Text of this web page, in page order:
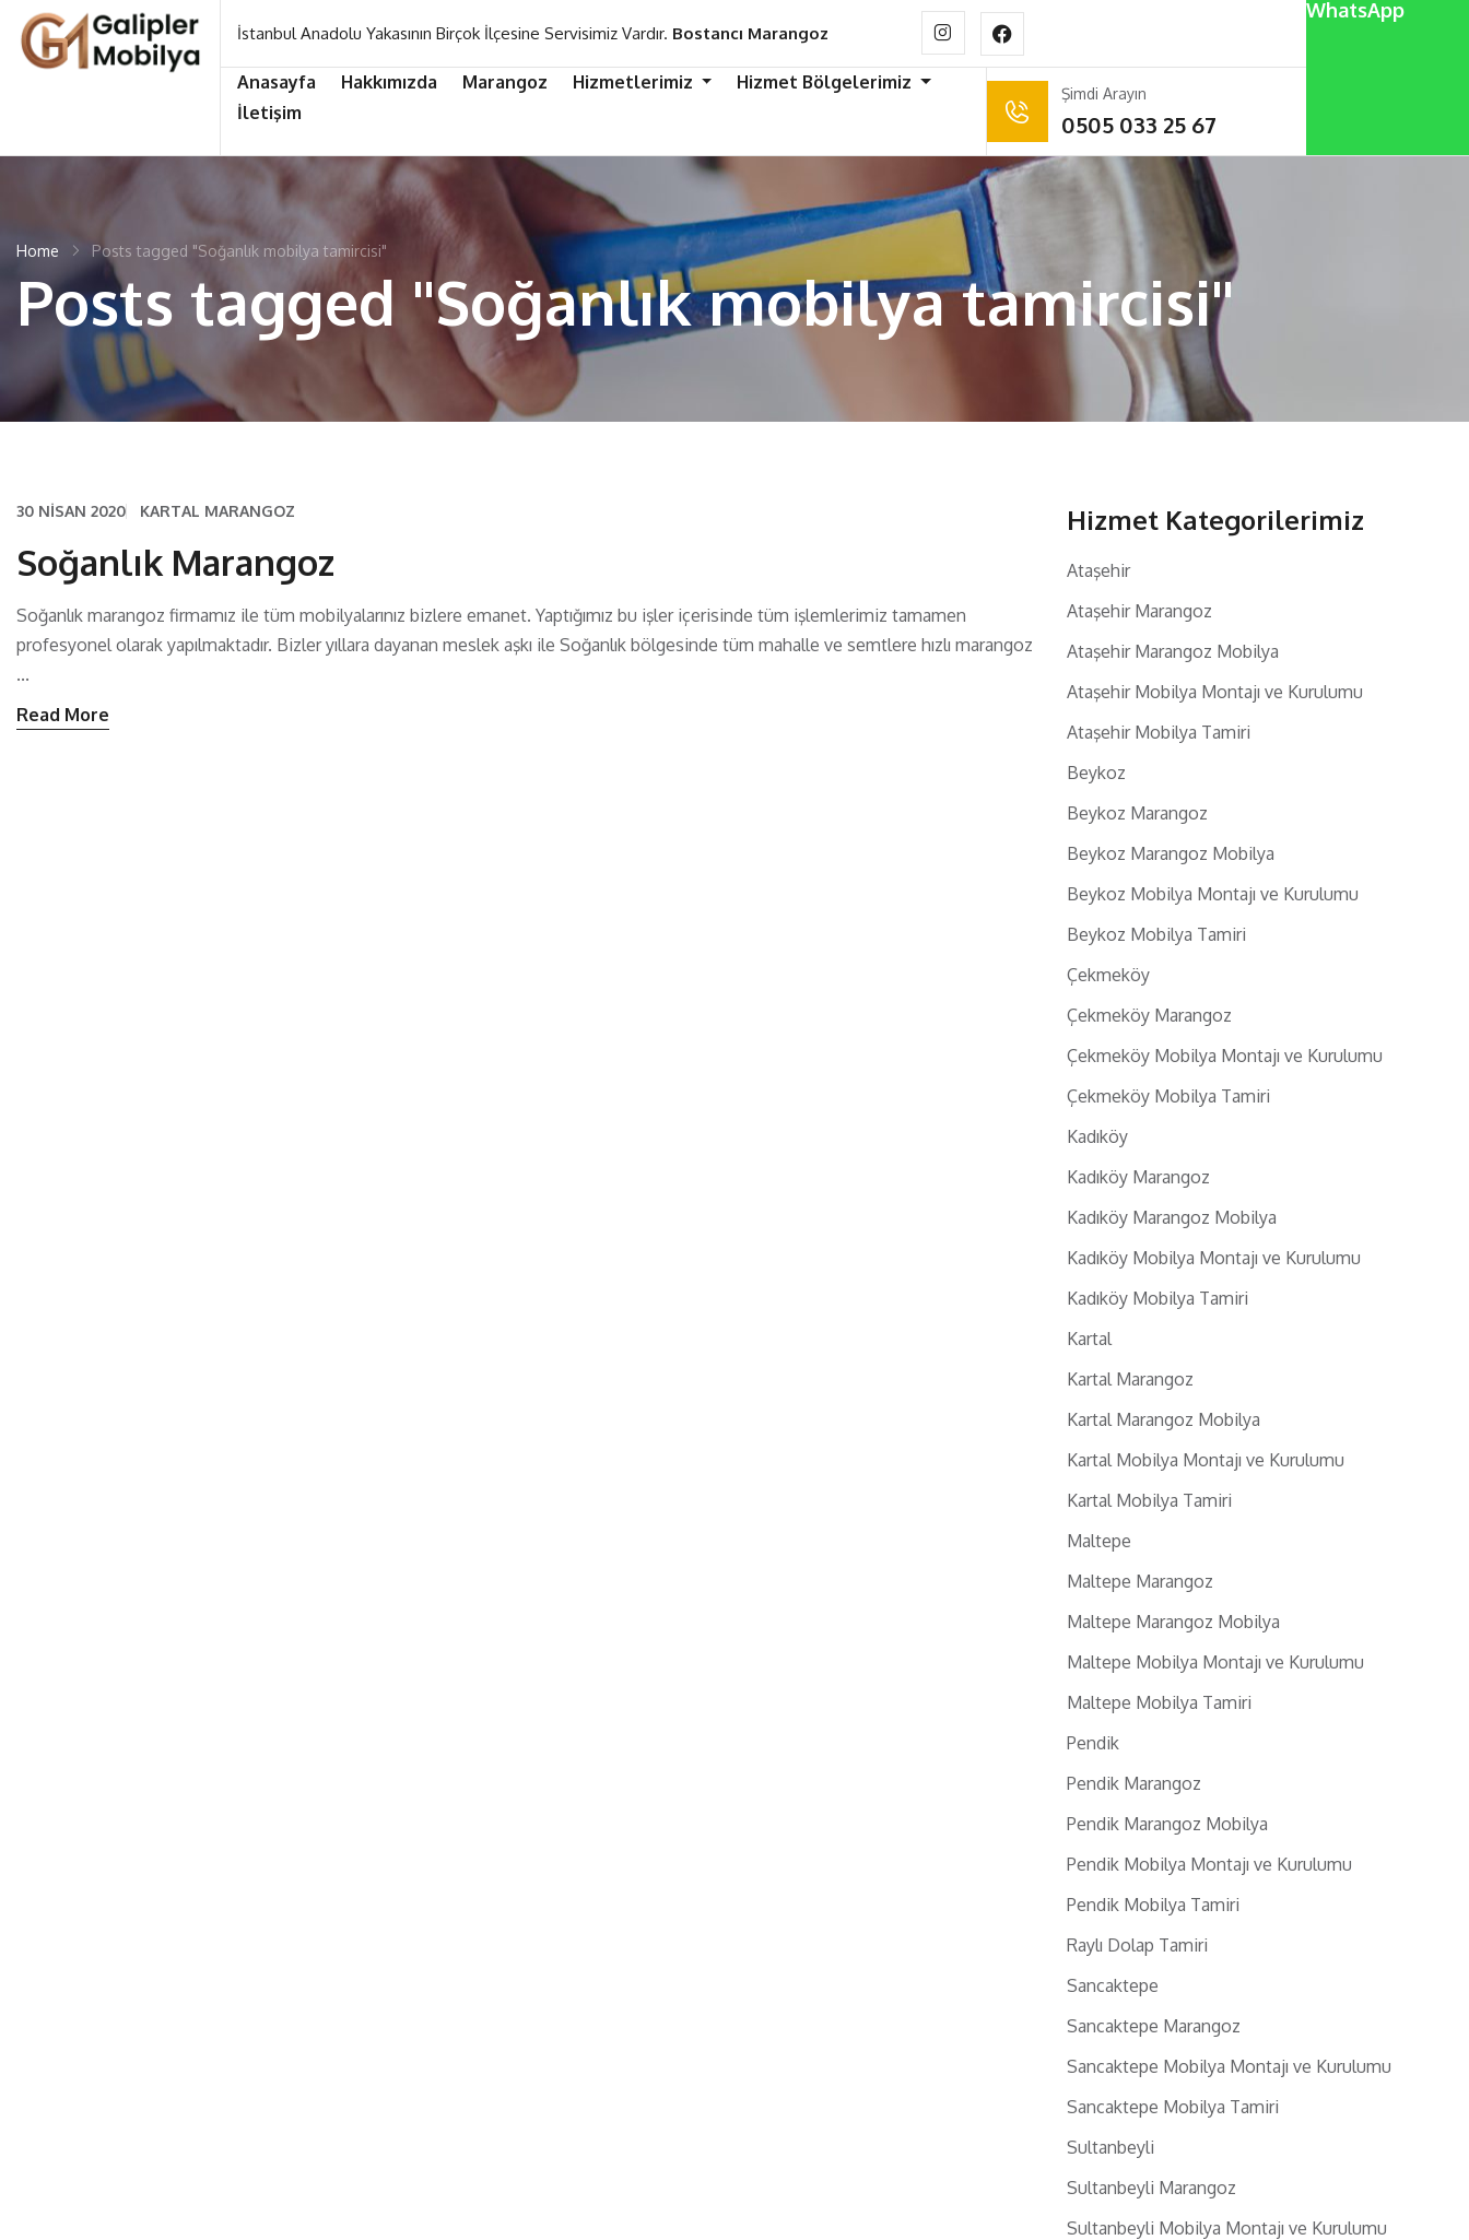
İstanbul Anadolu Yakasının Birçok İlçesine Servisimiz Vardır. Bostancı Marangoz
Anasayfa Hakkımızda Marangoz Hizmetlerimiz
Hizmet Bölgelerimiz
İletişim
Şimdi Arayın
0505 033 25 67
WhatsApp
Home Posts tagged "Soğanlık mobilya tamircisi"
Posts tagged "Soğanlık mobilya tamircisi"
30 NISAN 2020 KARTAL MARANGOZ
Soğanlık Marangoz
Soğanlık marangoz firmamız ile tüm mobilyalarınız bizlere emanet. Yaptığımız bu işler içerisinde tüm işlemlerimiz tamamen
profesyonel olarak yapılmaktadır. Bizler yıllara dayanan meslek aşkı ile Soğanlık bölgesinde tüm mahalle ve semtlere hızlı marangoz
...
Read More
Hizmet Kategorilerimiz
Ataşehir
Ataşehir Marangoz
Ataşehir Marangoz Mobilya
Ataşehir Mobilya Montajı ve Kurulumu
Ataşehir Mobilya Tamiri
Beykoz
Beykoz Marangoz
Beykoz Marangoz Mobilya
Beykoz Mobilya Montajı ve Kurulumu
Beykoz Mobilya Tamiri
Çekmeköy
Çekmeköy Marangoz
Çekmeköy Mobilya Montajı ve Kurulumu
Çekmeköy Mobilya Tamiri
Kadıköy
Kadıköy Marangoz
Kadıköy Marangoz Mobilya
Kadıköy Mobilya Montajı ve Kurulumu
Kadıköy Mobilya Tamiri
Kartal
Kartal Marangoz
Kartal Marangoz Mobilya
Kartal Mobilya Montajı ve Kurulumu
Kartal Mobilya Tamiri
Maltepe
Maltepe Marangoz
Maltepe Marangoz Mobilya
Maltepe Mobilya Montajı ve Kurulumu
Maltepe Mobilya Tamiri
Pendik
Pendik Marangoz
Pendik Marangoz Mobilya
Pendik Mobilya Montajı ve Kurulumu
Pendik Mobilya Tamiri
Raylı Dolap Tamiri
Sancaktepe
Sancaktepe Marangoz
Sancaktepe Mobilya Montajı ve Kurulumu
Sancaktepe Mobilya Tamiri
Sultanbeyli
Sultanbeyli Marangoz
Sultanbeyli Mobilya Montajı ve Kurulumu